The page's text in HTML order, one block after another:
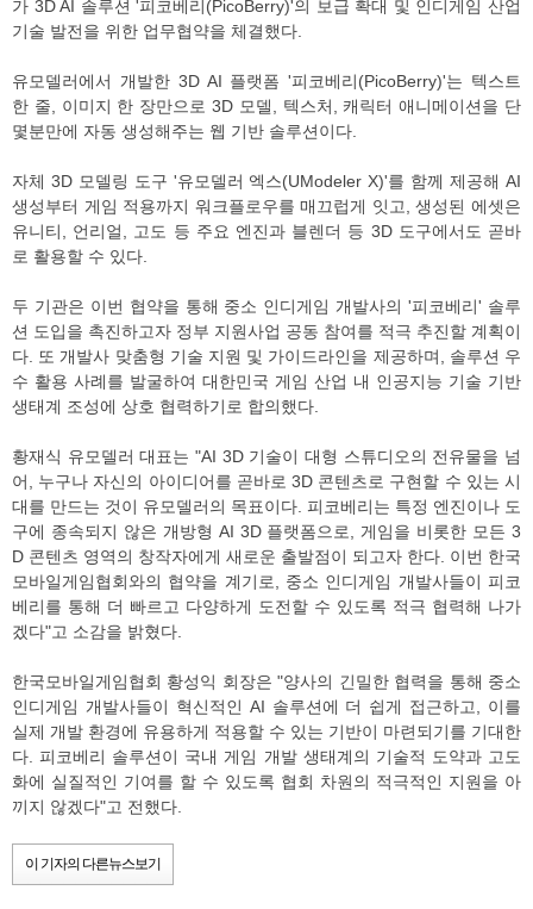
가 3D AI 솔루션 '피코베리(PicoBerry)'의 보급 확대 및 인디게임 산업
기술 발전을 위한 업무협약을 체결했다.
유모델러에서 개발한 3D AI 플랫폼 '피코베리(PicoBerry)'는 텍스트
한 줄, 이미지 한 장만으로 3D 모델, 텍스처, 캐릭터 애니메이션을 단
몇분만에 자동 생성해주는 웹 기반 솔루션이다.
자체 3D 모델링 도구 '유모델러 엑스(UModeler X)'를 함께 제공해 AI
생성부터 게임 적용까지 워크플로우를 매끄럽게 잇고, 생성된 에셋은
유니티, 언리얼, 고도 등 주요 엔진과 블렌더 등 3D 도구에서도 곧바
로 활용할 수 있다.
두 기관은 이번 협약을 통해 중소 인디게임 개발사의 '피코베리' 솔루
션 도입을 촉진하고자 정부 지원사업 공동 참여를 적극 추진할 계획이
다. 또 개발사 맞춤형 기술 지원 및 가이드라인을 제공하며, 솔루션 우
수 활용 사례를 발굴하여 대한민국 게임 산업 내 인공지능 기술 기반
생태계 조성에 상호 협력하기로 합의했다.
황재식 유모델러 대표는 "AI 3D 기술이 대형 스튜디오의 전유물을 넘
어, 누구나 자신의 아이디어를 곧바로 3D 콘텐츠로 구현할 수 있는 시
대를 만드는 것이 유모델러의 목표이다. 피코베리는 특정 엔진이나 도
구에 종속되지 않은 개방형 AI 3D 플랫폼으로, 게임을 비롯한 모든 3
D 콘텐츠 영역의 창작자에게 새로운 출발점이 되고자 한다. 이번 한국
모바일게임협회와의 협약을 계기로, 중소 인디게임 개발사들이 피코
베리를 통해 더 빠르고 다양하게 도전할 수 있도록 적극 협력해 나가
겠다"고 소감을 밝혔다.
한국모바일게임협회 황성익 회장은 "양사의 긴밀한 협력을 통해 중소
인디게임 개발사들이 혁신적인 AI 솔루션에 더 쉽게 접근하고, 이를
실제 개발 환경에 유용하게 적용할 수 있는 기반이 마련되기를 기대한
다. 피코베리 솔루션이 국내 게임 개발 생태계의 기술적 도약과 고도
화에 실질적인 기여를 할 수 있도록 협회 차원의 적극적인 지원을 아
끼지 않겠다"고 전했다.
이 기자의 다른뉴스보기